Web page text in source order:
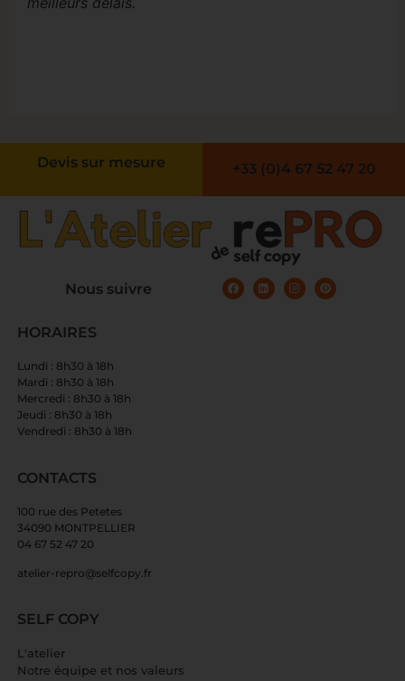
Devis sur mesure +33 (0)4 67 52 47 20
Nous suivre
HORAIRES
Lundi : 8h30 à 18h
Mardi : 8h30 à 18h
Mercredi : 8h30 à 18h
Jeudi : 8h30 à 18h
Vendredi : 8h30 à 18h
CONTACTS
100 rue des Petetes
34090 MONTPELLIER
04 67 52 47 20
atelier-repro@selfcopy.fr
SELF COPY
L'atelier
Notre équipe et nos valeurs